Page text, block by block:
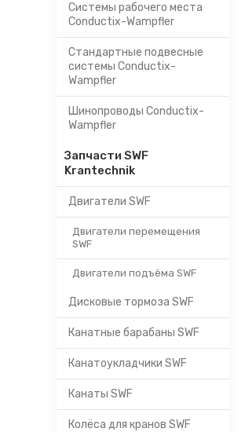
Системы рабочего места
Conductix-Wampfler
Стандартные подвесные
системы Conductix-
Wampfler
Шинопроводы Conductix-
Wampfler
Запчасти SWF
Krantechnik
Двигатели SWF
Двигатели перемещения
SWF
Двигатели подъёма SWF
Дисковые тормоза SWF
Канатные барабаны SWF
Канатоукладчики SWF
Канаты SWF
Колёса для кранов SWF